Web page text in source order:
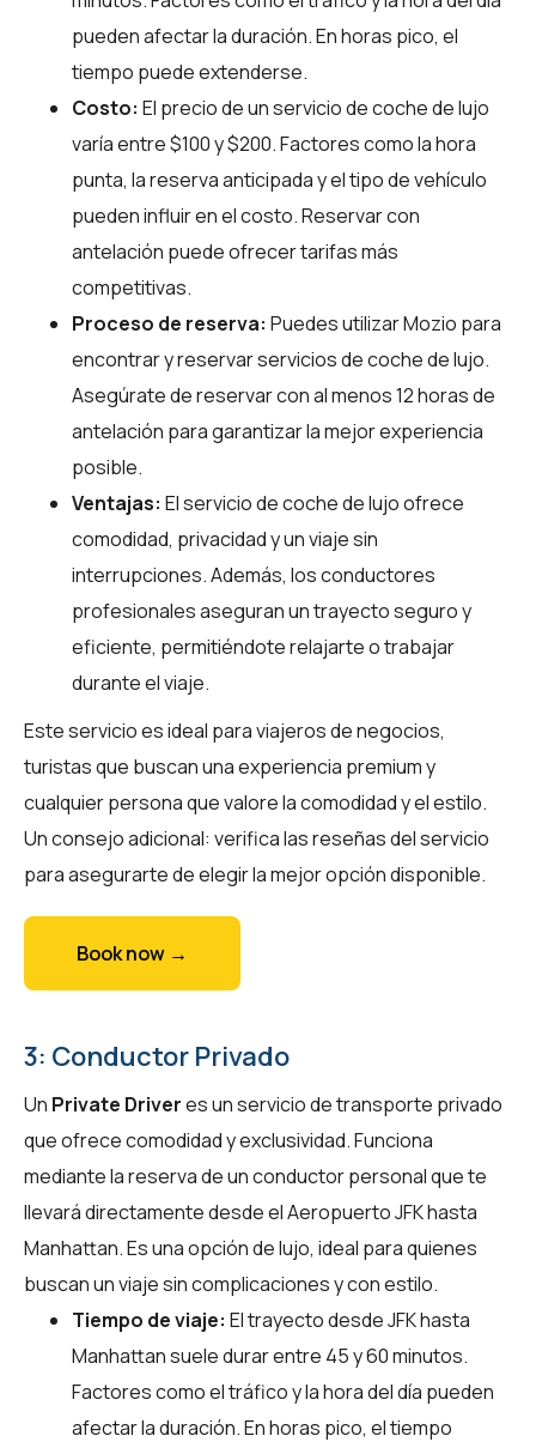
pueden afectar la duración. En horas pico, el
tiempo puede extenderse.
Costo: El precio de un servicio de coche de lujo
varía entre $100 y $200. Factores como la hora
punta, la reserva anticipada y el tipo de vehículo
pueden influir en el costo. Reservar con
antelación puede ofrecer tarifas más
competitivas.
Proceso de reserva: Puedes utilizarMozio para
encontrar y reservar servicios de coche de lujo.
Asegúrate de reservar con al menos 12 horas de
antelación para garantizar la mejor experiencia
posible.
Ventajas: El servicio de coche de lujo ofrece
comodidad, privacidad y un viaje sin
interrupciones. Además, los conductores
profesionales aseguran un trayecto seguro y
eficiente, permitiéndote relajarte o trabajar
durante el viaje.
Este servicio es ideal para viajeros de negocios,
turistas que buscan una experiencia premium y
cualquier persona que valore la comodidad y el estilo.
Un consejo adicional: verifica las reseñas del servicio
para asegurarte de elegir la mejor opción disponible.
Book now →
3: Conductor Privado
Un Private Driveres un servicio de transporte privado
que ofrece comodidad y exclusividad. Funciona
mediante la reserva de un conductor personal que te
llevará directamente desde el Aeropuerto JFK hasta
Manhattan. Es una opción de lujo, ideal para quienes
buscan un viaje sin complicaciones y con estilo.
Tiempo de viaje: El trayecto desde JFK hasta
Manhattan suele durar entre 45 y 60 minutos.
Factores como el tráfico y la hora del día pueden
afectar la duración. En horas pico, el tiempo